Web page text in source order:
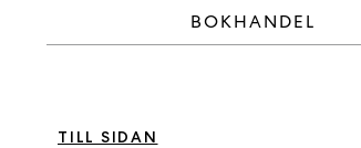
BOKHANDEL
TILL SIDAN